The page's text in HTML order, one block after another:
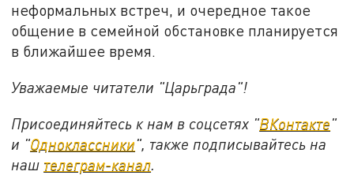
неформальных встреч, и очередное такое
общение в семейной обстановке планируется
в ближайшее время.
Уважаемые читатели "Царьграда"!
Присоединяйтесь к нам в соцсетях "ВКонтакте"
и "Одноклассники", также подписывайтесь на
наш телеграм-канал.